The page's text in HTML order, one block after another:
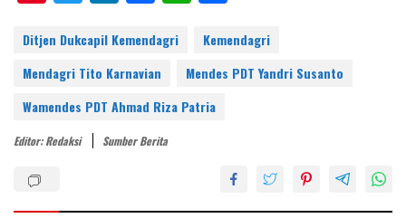
er
e
st
itt
er
k
e
dI
n
e
b
o
o
at
s
A
ar
e
Ditjen Dukcapil Kemendagri
Kemendagri
Mendagri Tito Karnavian
Mendes PDT Yandri Susanto
Wamendes PDT Ahmad Riza Patria
Editor: Redaksi Sumber Berita